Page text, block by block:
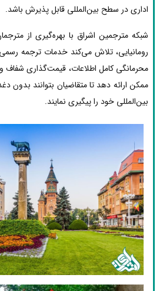
اداری در سطح بین‌المللی قابل پذیرش باشد.
شبکه مترجمین اشراق با بهره‌گیری از
رومانیایی، تلاش می‌کند خدمات ترجمه
محرمانگی کامل اطلاعات، قیمت‌گذاری شفاف
ممکن ارائه دهد تا متقاضیان بتوانند بدون
بین‌المللی خود را پیگیری نمایند.